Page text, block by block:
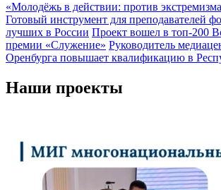
«Молодёжь в действии: против
Готовый инструмент для преподавателей
лучших в России Проект вошел в топ-200
премии «Служение» Руководитель
Оренбурга повышает квалификацию в
Наши проекты